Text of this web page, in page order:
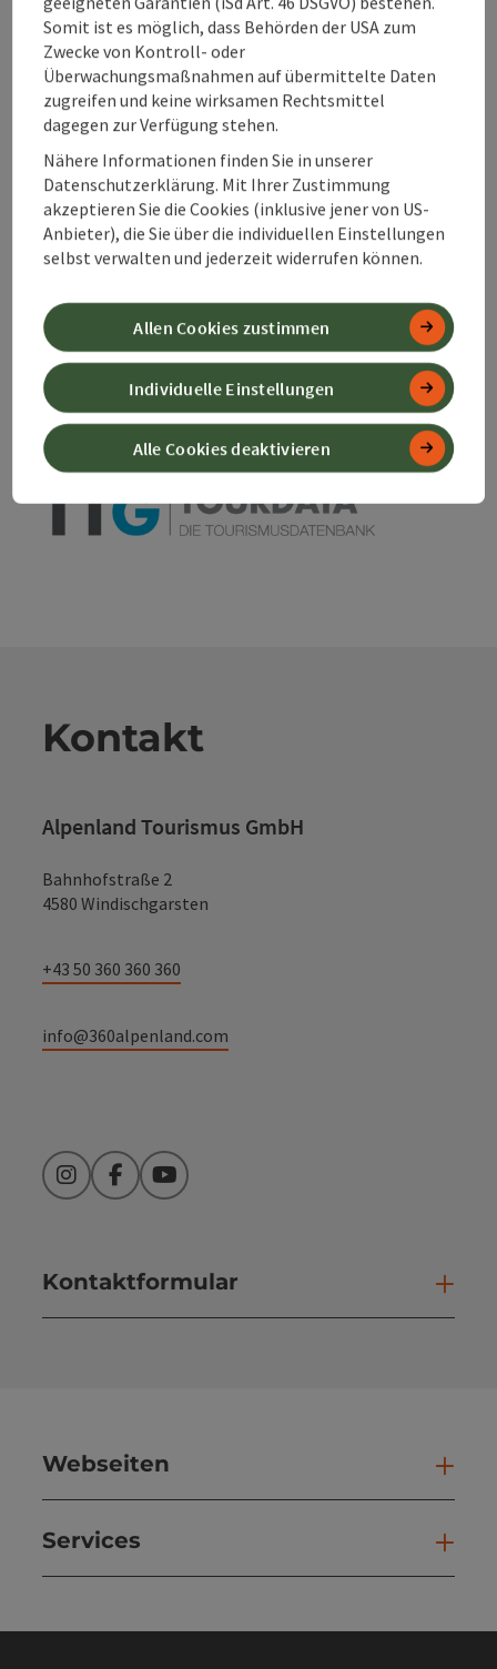
Barrierefreiheit
Kontakt
Zustimmungserklärung
zum Merkzettel
PDF erstellen
In der Nähe
powered by TOURDATA Änderung vorschlagen
Kontakt
Alpenland Tourismus GmbH
Bahnhofstraße 2
4580 Windischgarsten
+43 50 360 360 360
info@360alpenland.com
InstagramFacebookYouTube
Kontaktformular
Webseiten
Services
Somit ist es möglich, dass Behörden der USA zum
Zwecke von Kontroll- oder
Überwachungsmaßnahmen auf übermittelte Daten
zugreifen und keine wirksamen Rechtsmittel
dagegen zur Verfügung stehen.
Nähere Informationen finden Sie in unserer
Datenschutzerklärung. Mit Ihrer Zustimmung
akzeptieren Sie die Cookies (inklusive jener von US-
Anbieter), die Sie über die individuellen Einstellungen
selbst verwalten und jederzeit widerrufen können.
Alle Cookies deaktivieren
Individuelle Einstellungen
Allen Cookies zustimmen